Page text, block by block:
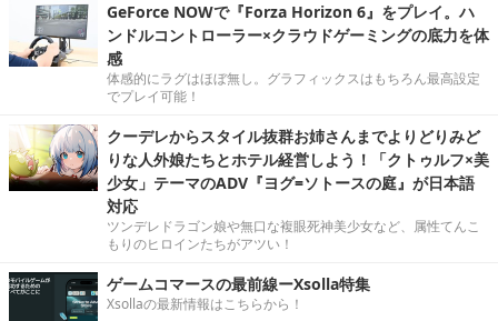
GeForce NOWで『Forza Horizon 6』をプレイ。ハ
ンドルコントローラー×クラウドゲーミングの底力を体
感
体感的にラグはほぼ無し。グラフィックスはもちろん最高設定
でプレイ可能！
クーデレからスタイル抜群お姉さんまでよりどりみど
りな人外娘たちとホテル経営しよう！「クトゥルフ×美
少女」テーマのADV『ヨグ=ソトースの庭』が日本語
対応
ツンデレドラゴン娘や無口な複眼死神美少女など、属性てんこ
もりのヒロインたちがアツい！
ゲームコマースの最前線ーXsolla特集
Xsollaの最新情報はこちらから！